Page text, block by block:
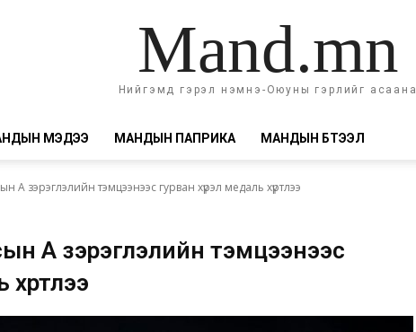
Mand.mn
Нийгэмд гэрэл нэмнэ-Оюуны гэрлийг асаана
МЭДЭЭ МАНДЫН ПАПРИКА МАНДЫН БҮТЭЭЛ
А зэрэглэлийн тэмцээнээс гурван хүрэл медаль хүртлээ
А зэрэглэлийн тэмцээнээс